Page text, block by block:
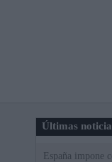
Últimas
España impone